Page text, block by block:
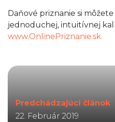
Daňové priznanie si
jednoduchej, intuitívnej
www.OnlinePriznanie.sk.
Predchádzajúci článok
22. Február 2019